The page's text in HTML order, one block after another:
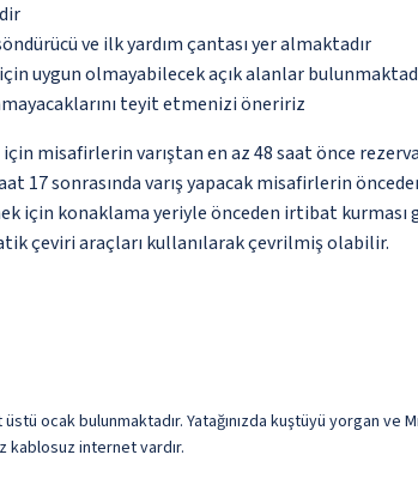
ve ilk yardım çantası yer almaktadır
uygun olmayabilecek açık alanlar
teyit etmenizi öneririz
misafirlerin varıştan en az 48 saat önce
17 sonrasında varış yapacak misafirlerin
için konaklama yeriyle önceden irtibat kurması
çeviri araçları kullanılarak çevrilmiş olabilir.
ocak bulunmaktadır. Yatağınızda kuştüyü yorgan ve
kablosuz internet vardır.